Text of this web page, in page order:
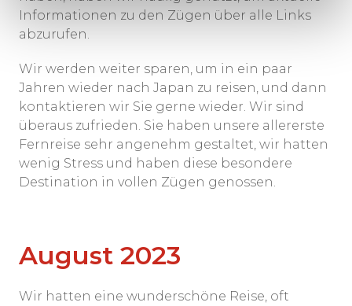
Informationen zu den Zügen über alle Links
abzurufen.
Wir werden weiter sparen, um in ein paar
Jahren wieder nach Japan zu reisen, und dann
kontaktieren wir Sie gerne wieder. Wir sind
überaus zufrieden. Sie haben unsere allererste
Fernreise sehr angenehm gestaltet, wir hatten
wenig Stress und haben diese besondere
Destination in vollen Zügen genossen.
August 2023
Wir hatten eine wunderschöne Reise, oft